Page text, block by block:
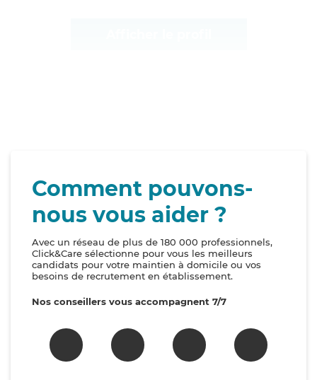
Comment pouvons-
nous vous aider ?
Avec un réseau de plus de 180 000 professionnels,
Click&Care sélectionne pour vous les meilleurs
candidats pour votre maintien à domicile ou vos
besoins de recrutement en établissement.
Nos conseillers vous accompagnent 7/7